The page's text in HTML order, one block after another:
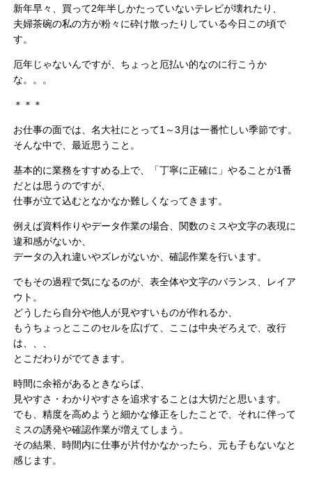
新年早々、買って2年半しかたっていないテレビが壊れたり、
夫婦茶碗の私の方が粉々に砕け散ったりしている今日この頃で
す。
厄年じゃないんですが、ちょっと厄払い的なのに行こうか
な。。。
＊＊＊
お仕事の面では、名大社にとって1～3月は一番忙しい季節です。
そんな中で、最近思うこと。
基本的に業務をすすめる上で、「丁寧に正確に」やることが1番
だとは思うのですが、
仕事が立て込むとなかなか難しくなってきます。
例えば資料作りやデータ作業の場合、関数のミスや文字の表現に
違和感がないか、
データの入れ違いやズレがないか、確認作業を行います。
でもその過程で気になるのが、表全体や文字のバランス、レイア
ウト。
どうしたら自分や他人が見やすいものが作れるか、
もうちょっとここのセルを広げて、ここは中央ぞろえで、改行
は、、、
とこだわりがでてきます。
時間に余裕があるときならば、
見やすさ・わかりやすさを追求することは大切だと思います。
でも、精度を高めようと細かな修正をしたことで、それに伴って
ミスの誘発や確認作業が増えてしまう。
その結果、時間内に仕事が片付かなかったら、元も子もないなと
感じます。